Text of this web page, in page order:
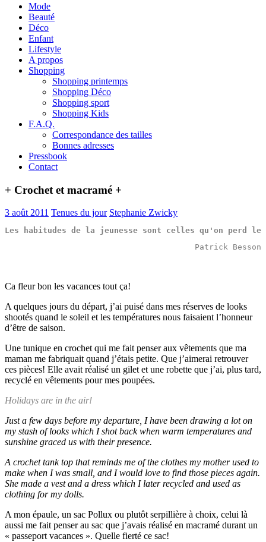
Mode
Beauté
Déco
Enfant
Lifestyle
A propos
Shopping
Shopping printemps
Shopping Déco
Shopping sport
Shopping Kids
F.A.Q.
Correspondance des tailles
Bonnes adresses
Pressbook
Contact
+ Crochet et macramé +
3 août 2011 Tenues du jour Stephanie Zwicky
Les habitudes de la jeunesse sont celles qu'on perd
le
Patrick Besson
Ca fleur bon les vacances tout ça!
A quelques jours du départ, j’ai puisé dans mes réserves de looks
shootés quand le soleil et les températures nous faisaient l’honneur
d’être de saison.
Une tunique en crochet qui me fait penser aux vêtements que ma
maman me fabriquait quand j’étais petite. Que j’aimerai retrouver
ces pièces! Elle avait réalisé un gilet et une robette que j’ai, plus tard,
recyclé en vêtements pour mes poupées.
Holidays are in the air!
Just a few days before my departure, I have been drawing a lot on
my stash of looks which I shot back when warm temperatures and
sunshine graced us with their presence.
A crochet tank top that reminds me of the clothes my mother used to
make when I was small, and I would love to find those pieces again.
She made a vest and a dress which I later recycled and used as
clothing for my dolls.
A mon épaule, un sac Pollux ou plutôt serpillière à choix, celui là
aussi me fait penser au sac que j’avais réalisé en macramé durant un
« passeport vacances ». Quelle fierté ce sac!